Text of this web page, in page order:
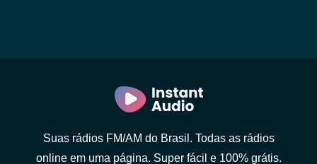
Suas rádios FM/AM do Brasil. Todas as rádios
online em uma página. Super fácil e 100% grátis.